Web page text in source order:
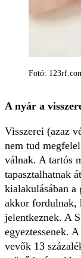
Fotó:
A nyár a
Visszerei (azaz
nem tud
válnak. A tartós
tapasztalhatnak
kialakulásában a
akkor fordulnak,
jelentkeznek. A
egyeztessenek.
vevők 13